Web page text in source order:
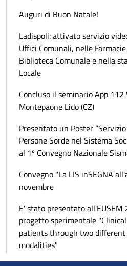
Auguri di Buon Natale!
Ladispoli: attivato servizio
Uffici Comunali, nelle
Biblioteca Comunale e nella
Locale
Concluso il seminario App 112
Montepaone Lido (CZ)
Presentato un Poster
Persone Sorde nel Sistema
al 1º Convegno Nazionale
Convegno "La LIS inSEGNA
novembre
E' stato presentato all'EUSEM
progetto sperimentale
patients through two
modalities"